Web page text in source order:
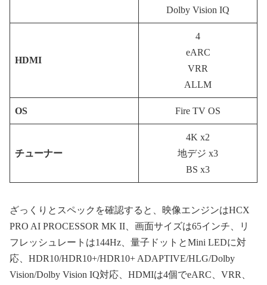
Dolby Vision IQ
HDMI
4
eARC
VRR
ALLM
OS Fire TV OS
チューナー
4K x2
地デジ x3
BS x3
ざっくりとスペックを確認すると、映像エンジンはHCX
PRO AI PROCESSOR MK II、画面サイズは65インチ、リ
フレッシュレートは144Hz、量子ドットとMini LEDに対
応、HDR10/HDR10+/HDR10+ ADAPTIVE/HLG/Dolby
Vision/Dolby Vision IQ対応、HDMIは4個でeARC、VRR、